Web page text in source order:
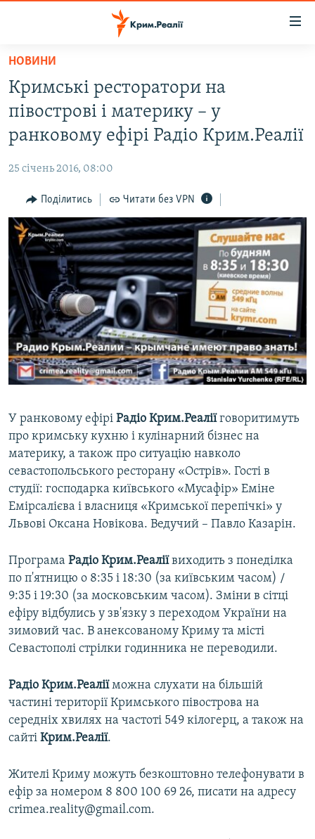
Перейти
основного
матеріалу
до
основної
Перейти
до
пошуку
ВОДА.КРИМ
ВІДЕО ТА ФОТО
БЛОГИ
ПОГЛЯД
ІНТЕРВ'Ю
ВСЕ ЗА ДЕНЬ
СПЕЦПРОЕКТИ
ДЕПОРТАЦІЯ
ВІДЕОУРОКИ «ELIFBE»
СВІДЧЕННЯ ОКУПАЦІЇ
УКРАЇНСЬКА ПРОБЛЕМА КРИМУ
ЯК ОБІЙТИ БЛОКУВАННЯ
Русский
Qırımtatar
Усі сайти RFE/RL
НОВИНИ
Кримські ресторатори на
півострові і материку – у
ранковому ефірі Радіо Крим.Реалії
25 січень 2016, 08:00
Поділитись Читати без VPN
У ранковому ефірі Радіо Крим.Реалії​говоритимуть
про кримську кухню і кулінарний бізнес на
материку, а також про ситуацію навколо
севастопольського ресторану «Острів». Гості в
студії: господарка київського «Мусафір» Еміне
Емірсалієва і власниця «Кримської перепічкі» у
Львові Оксана Новікова. Ведучий – Павло Казарін.
Програма Радіо Крим.Реаліївиходить з понеділка
по п'ятницю о 8:35 і 18:30 (за київським часом) /
9:35 і 19:30 (за московським часом). Зміни в сітці
ефіру відбулись у зв'язку з переходом України на
зимовий час. В анексованому Криму та місті
Севастополі стрілки годинника не переводили.
Радіо Крим.Реаліїможна слухати на більшій
частині території Кримського півострова на
середніх хвилях на частоті 549 кілогерц, а також на
сайті Крим.Реалії.
Жителі Криму можуть безкоштовно телефонувати в
ефір за номером 8 800 100 69 26, писати на адресу
crimea.reality@gmail.com.